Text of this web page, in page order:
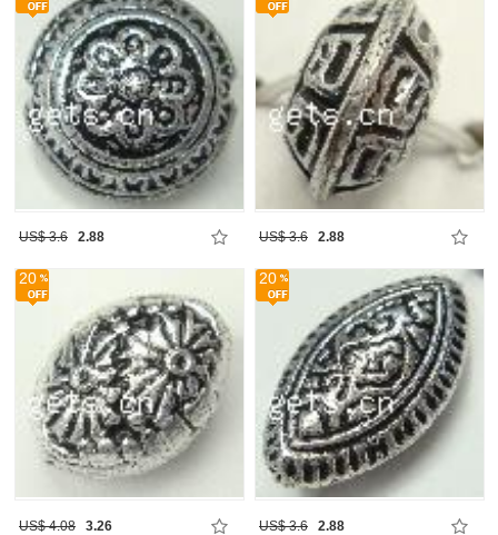
US$ 3.6 2.88 US$ 3.6 2.88
20
US$ 4.08 3.26
20
US$ 3.6 2.88